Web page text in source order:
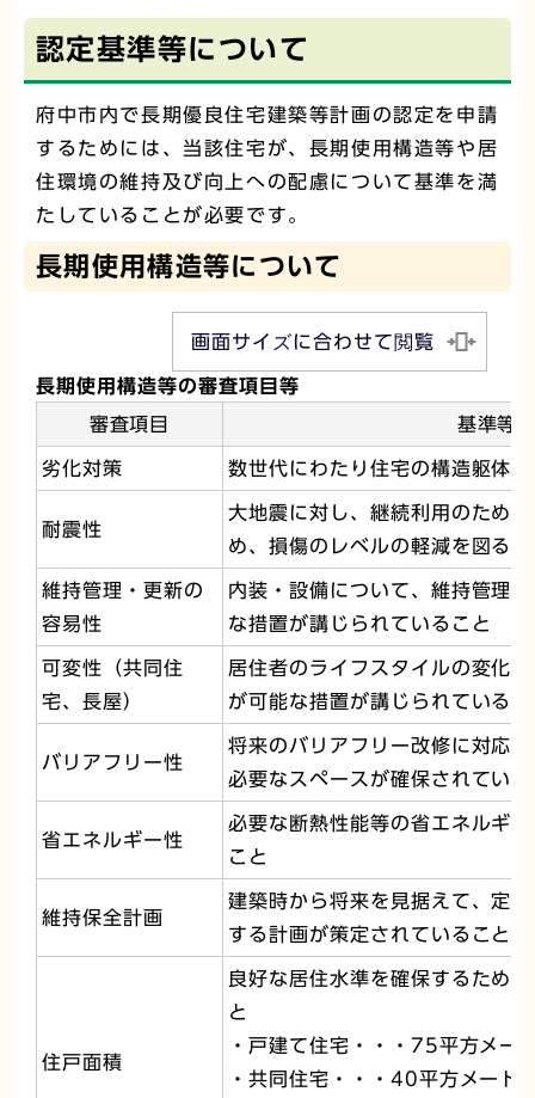
認定基準等について
府中市内で長期優良住宅建築等計画の認定を申請
するためには、当該住宅が、長期使用構造等や居
住環境の維持及び向上への配慮について基準を満
たしていることが必要です。
長期使用構造等について
画面サイズに合わせて閲覧
長期使用構造等の審査項目等
審査項目
基準等
劣化対策 数世代にわたり住宅の構造躯体
耐震性
大地震に対し、継続利用のため
め、損傷のレベルの軽減を図る
維持管理・更新の
容易性
内装・設備について、維持管理
な措置が講じられていること
可変性（共同住
宅、長屋）
居住者のライフスタイルの変化
が可能な措置が講じられている
バリアフリー性
将来のバリアフリー改修に対応
必要なスペースが確保されてい
省エネルギー性
必要な断熱性能等の省エネルギ
こと
維持保全計画
建築時から将来を見据えて、定
する計画が策定されていること
住戸面積
良好な居住水準を確保するため
と
・戸建て住宅・・・75平方メー
・共同住宅・・・40平方メート